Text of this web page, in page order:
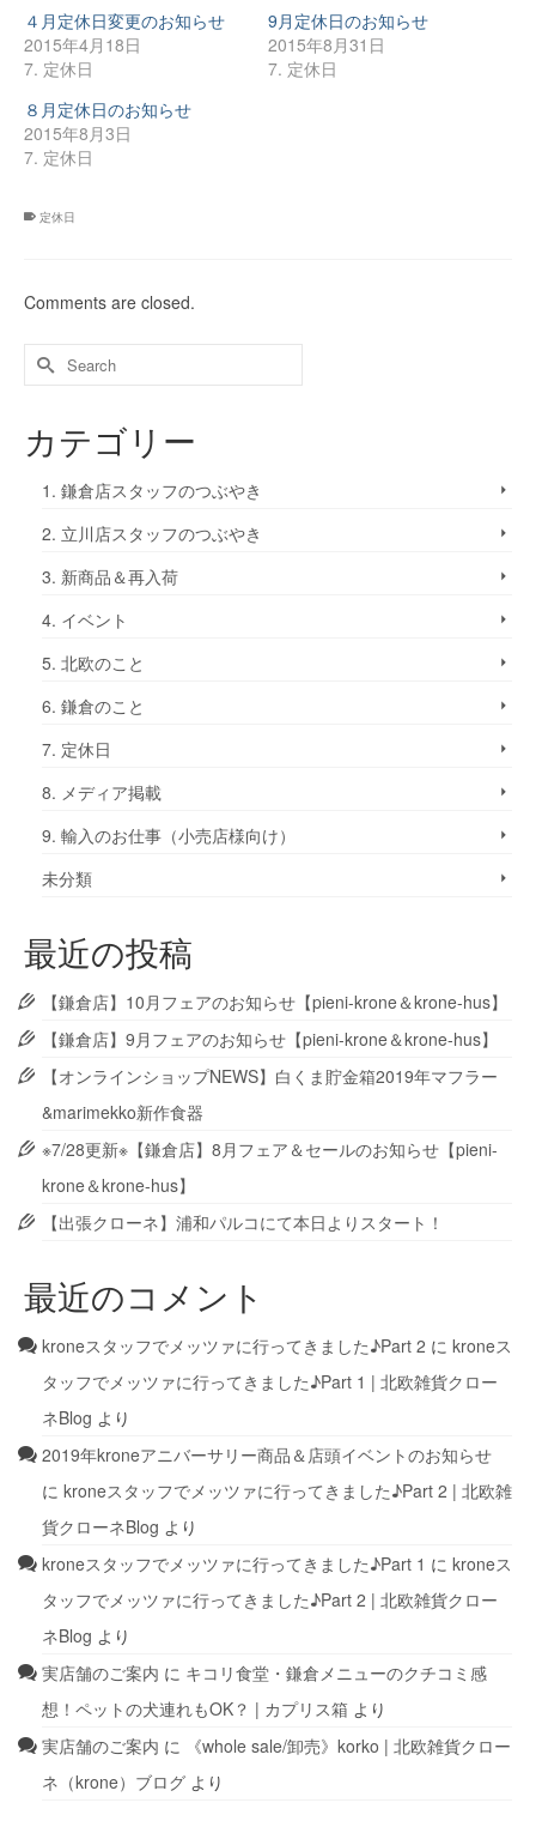
有
(新
し
い
ウ
ィ
ン
ド
ウ
で
開
き
有
(新
し
い
ド
ウ
で
ッ
さ
ま
す)
４月定休日変更のお知らせ
2015年4月18日
7. 定休日
9月定休日のお知らせ
2015年8月31日
7. 定休日
８月定休日のお知らせ
2015年8月3日
7. 定休日
定休日
Comments are closed.
カテゴリー
1. 鎌倉店スタッフのつぶやき
2. 立川店スタッフのつぶやき
3. 新商品＆再入荷
4. イベント
5. 北欧のこと
6. 鎌倉のこと
7. 定休日
8. メディア掲載
9. 輸入のお仕事（小売店様向け）
未分類
最近の投稿
【鎌倉店】10月フェアのお知らせ【pieni-krone＆krone-hus】
【鎌倉店】9月フェアのお知らせ【pieni-krone＆krone-hus】
【オンラインショップNEWS】白くま貯金箱2019年マフラー
&marimekko新作食器
※7/28更新※【鎌倉店】8月フェア＆セールのお知らせ【pieni-
krone＆krone-hus】
【出張クローネ】浦和パルコにて本日よりスタート！
最近のコメント
kroneスタッフでメッツァに行ってきました♪Part 2 に kroneス
タッフでメッツァに行ってきました♪Part 1 | 北欧雑貨クロー
ネBlog より
2019年kroneアニバーサリー商品＆店頭イベントのお知らせ
に kroneスタッフでメッツァに行ってきました♪Part 2 | 北欧雑
貨クローネBlog より
kroneスタッフでメッツァに行ってきました♪Part 1 に kroneス
タッフでメッツァに行ってきました♪Part 2 | 北欧雑貨クロー
ネBlog より
実店舗のご案内 に キコリ食堂・鎌倉メニューのクチコミ感
想！ペットの犬連れもOK？ | カプリス箱 より
実店舗のご案内 に
《whole sale/卸売》korko | 北欧雑貨クロー
ネ（krone）ブログ より